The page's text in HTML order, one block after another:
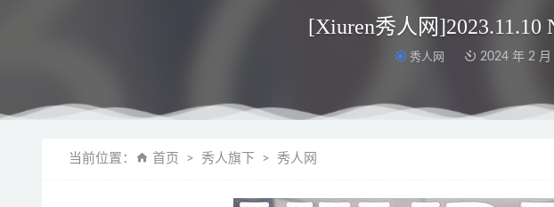
[Xiuren秀人网]2023.11.10
秀人网 2024 年 2
当前位置： 首页 秀人旗下 秀人网
[微密圈]乙醇子呀 – 学院天花板